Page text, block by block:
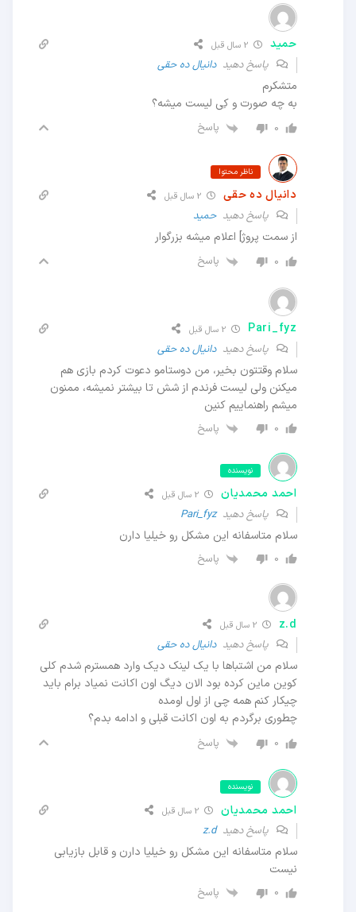
حمید 2 سال قبل
پاسخ دهیددانیال ده حقی
متشکرم
به چه صورت و کِی لیست میشه؟
0 پاسخ
ناظر محتوا
دانیال ده حقی 2 سال قبل
پاسخ دهیدحمید
از سمت پروژ] اعلام میشه بزرگوار
0 پاسخ
Pari_fyz
پاسخ دهیددانیال ده حقی
سلام وقتتون بخیر، من دوستامو دعوت کردم بازی هم
میکنن ولی لیست فرندم از شش تا بیشتر نمیشه، ممنون
میشم راهنماییم کنین
0 پاسخ
نویسنده
احمد محمدیان
پاسخ دهیدPari_fyz
سلام متاسفانه این مشکل رو خیلیا دارن
0 پاسخ
z.d 2 سال قبل
پاسخ دهیددانیال ده حقی
سلام من اشتباها با یک لینک دیک وارد همسترم شدم کلی
کوین ماین کرده بود الان دیگ اون اکانت نمیاد برام باید
چیکار کنم همه چی از اول اومده
چطوری برگردم به اون اکانت قبلی و ادامه بدم؟
0 پاسخ
نویسنده
احمد محمدیان
پاسخ دهیدz.d
سلام متاسفانه این مشکل رو خیلیا دارن و قابل بازیابی
نیست
0 پاسخ